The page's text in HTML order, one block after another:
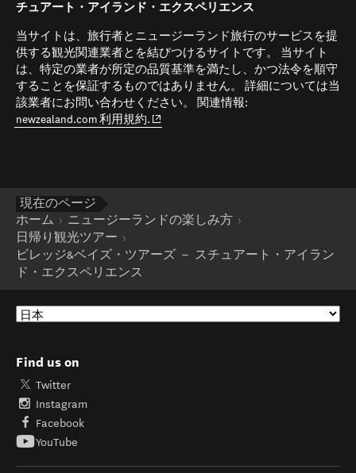
チュアート・アイランド・エクスペリエンス
当サイトは、旅行者とニュージーランド旅行のサービスを提
供する観光関連業者とを結びつけるサイトです。 当サイト
は、特定の業者が所定の品質基準を満たし、かつ法令を順守
することを保証するものではありません。 詳細については当
該業者にお問い合わせください。 関連情報:
newzealand.com 利用規約. (opens in new window)
現在のページ
ホーム
ニュージーランドの楽しみ方
日帰り観光ツアー
ビレッジ&ベイズ・ツアーズ － スチュアート・アイラン
ド・エクスペリエンス
Find us on
Twitter
Instagram
Facebook
YouTube